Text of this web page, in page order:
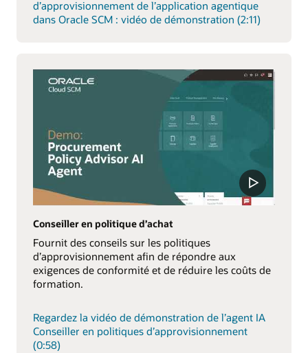
d’approvisionnement de l’application agentique
dans Oracle SCM : vidéo de démonstration (2:11)
Conseiller en politique d’achat
Fournit des conseils sur les politiques
d’approvisionnement afin de répondre aux
exigences de conformité et de réduire les coûts de
formation.
Regardez la vidéo de démonstration de l’agent IA
Conseiller en politiques d’approvisionnement
(0:58)